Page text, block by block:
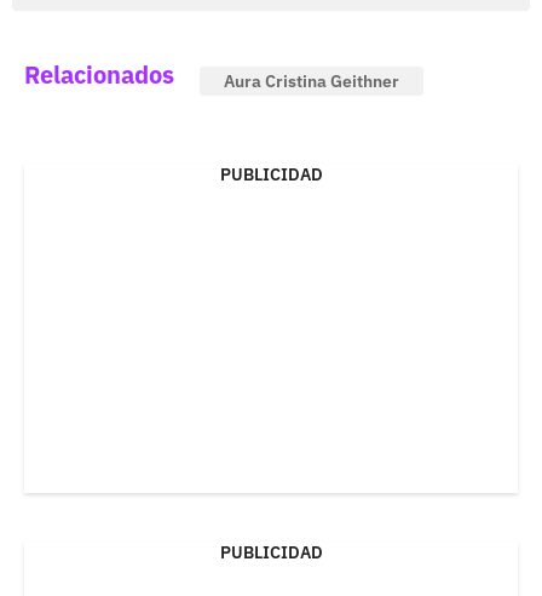
Relacionados Aura Cristina Geithner
PUBLICIDAD
PUBLICIDAD